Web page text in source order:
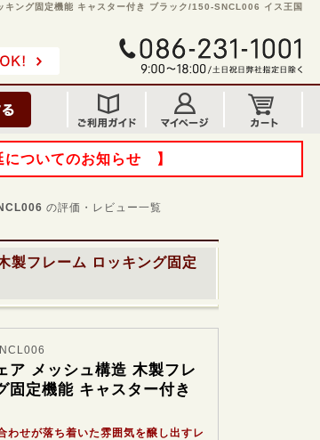
キング固定機能 キャスター付き ブラック/150-SNCL006 イス王国
についてのお知らせ 】
の評価・レビュー一覧
製フレーム ロッキング固定
ア メッシュ構造 木製フレ
固定機能 キャスター付き
わせが落ち着いた雰囲気を醸し出すレ